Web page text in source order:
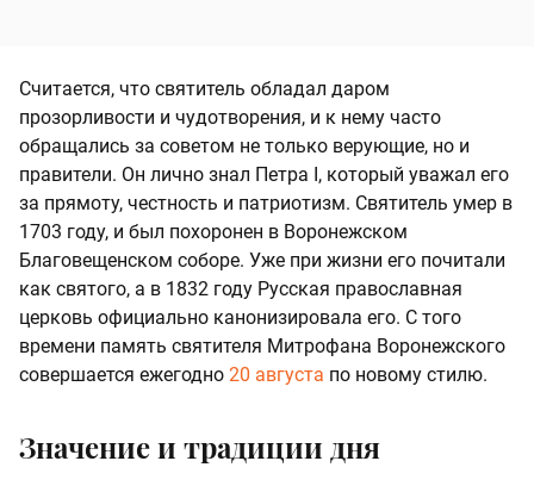
Считается, что святитель обладал даром
прозорливости и чудотворения, и к нему часто
обращались за советом не только верующие, но и
правители. Он лично знал Петра I, который уважал его
за прямоту, честность и патриотизм. Святитель умер в
1703 году, и был похоронен в Воронежском
Благовещенском соборе. Уже при жизни его почитали
как святого, а в 1832 году Русская православная
церковь официально канонизировала его. С того
времени память святителя Митрофана Воронежского
совершается ежегодно 20 августа по новому стилю.
Значение и традиции дня